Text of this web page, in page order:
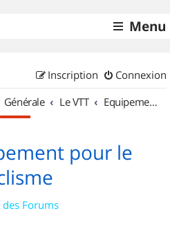
Menu
Connexion
Inscription
Générale Le VTT Equipements et Accessoires
pour le
Forums